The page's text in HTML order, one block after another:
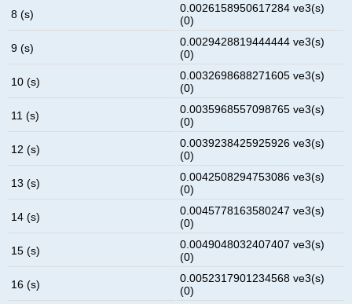
8 (s)
0.0026158950617284 ve3(s)
(0)
9 (s)
0.0029428819444444 ve3(s)
(0)
10 (s)
0.0032698688271605 ve3(s)
(0)
11 (s)
0.0035968557098765 ve3(s)
(0)
12 (s)
0.0039238425925926 ve3(s)
(0)
13 (s)
0.0042508294753086 ve3(s)
(0)
14 (s)
0.0045778163580247 ve3(s)
(0)
15 (s)
0.0049048032407407 ve3(s)
(0)
16 (s)
0.0052317901234568 ve3(s)
(0)